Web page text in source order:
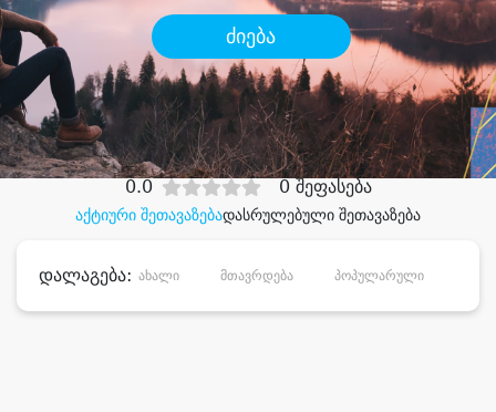
ძიება
შეიძინესასურველი მომსახურება
დიდი დანაზოგით
აქტიური შეთავაზებადასრულებული შეთავაზება
0.0 0 შეფასება
დალაგება: ახალი მთავრდება პოპულარული